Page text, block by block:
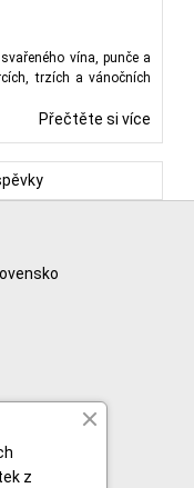
vína, punče a
trzích a vánočních
Přečtěte si více
z